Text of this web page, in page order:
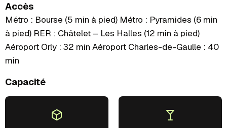
Accès
Métro : Bourse (5 min à pied) Métro : Pyramides (6 min
à pied) RER : Châtelet – Les Halles (12 min à pied)
Aéroport Orly : 32 min Aéroport Charles-de-Gaulle : 40
min
Capacité